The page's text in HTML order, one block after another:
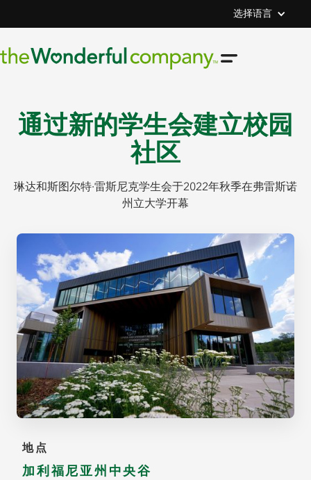
选择语言
通过新的学生会建立校园
社区
琳达和斯图尔特·雷斯尼克学生会于2022年秋季在弗雷斯诺
州立大学开幕
地点
加利福尼亚州中央谷